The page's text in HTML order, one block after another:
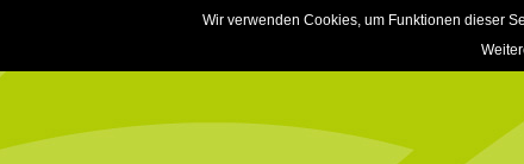
Wir verwenden Cookies, um Funktionen dieser